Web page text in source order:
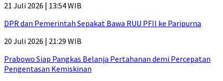
21 Juli 2026 | 13:54 WIB
DPR dan Pemerintah Sepakat Bawa RUU PFII ke Paripurna
20 Juli 2026 | 21:29 WIB
Prabowo Siap Pangkas Belanja Pertahanan demi Percepatan
Pengentasan Kemiskinan